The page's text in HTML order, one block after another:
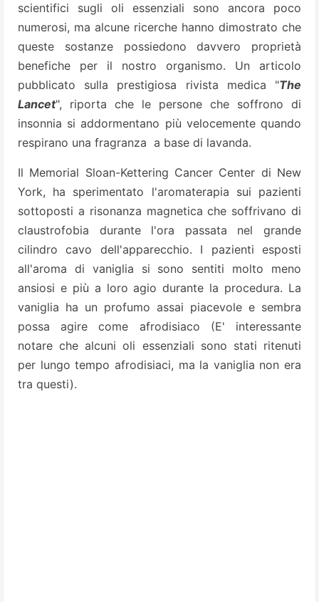
scientifici sugli oli essenziali sono ancora poco
numerosi, ma alcune ricerche hanno dimostrato che
queste sostanze possiedono davvero proprietà
benefiche per il nostro organismo. Un articolo
pubblicato sulla prestigiosa rivista medica "The
Lancet", riporta che le persone che soffrono di
insonnia si addormentano più velocemente quando
respirano una fragranza a base di lavanda.
Il Memorial Sloan-Kettering Cancer Center di New
York, ha sperimentato l'aromaterapia sui pazienti
sottoposti a risonanza magnetica che soffrivano di
claustrofobia durante l'ora passata nel grande
cilindro cavo dell'apparecchio. I pazienti esposti
all'aroma di vaniglia si sono sentiti molto meno
ansiosi e più a loro agiodurante la procedura. La
vaniglia ha un profumo assai piacevole e sembra
possa agire come afrodisiaco (E' interessante
notare che alcuni oli essenziali sono stati ritenuti
per lungo tempo afrodisiaci, ma la vaniglia non era
tra questi).